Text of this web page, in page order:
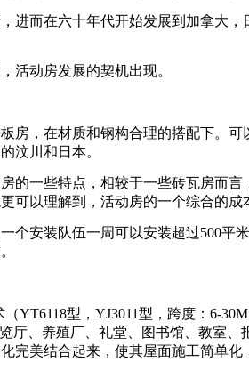
进而在六十年代开始发展到加拿大
活动房发展的契机出现。
房，在材质和钢构合理的搭配下。
汶川和日本。
的一些特点，相较于一些砖瓦房而
可以理解到，活动房的一个综合的成
个安装队伍一周可以安装超过500
YT6118型，YJ3011型，跨度：6-
厅、养殖厂、礼堂、图书馆、教室
完美结合起来，使其屋面施工简单